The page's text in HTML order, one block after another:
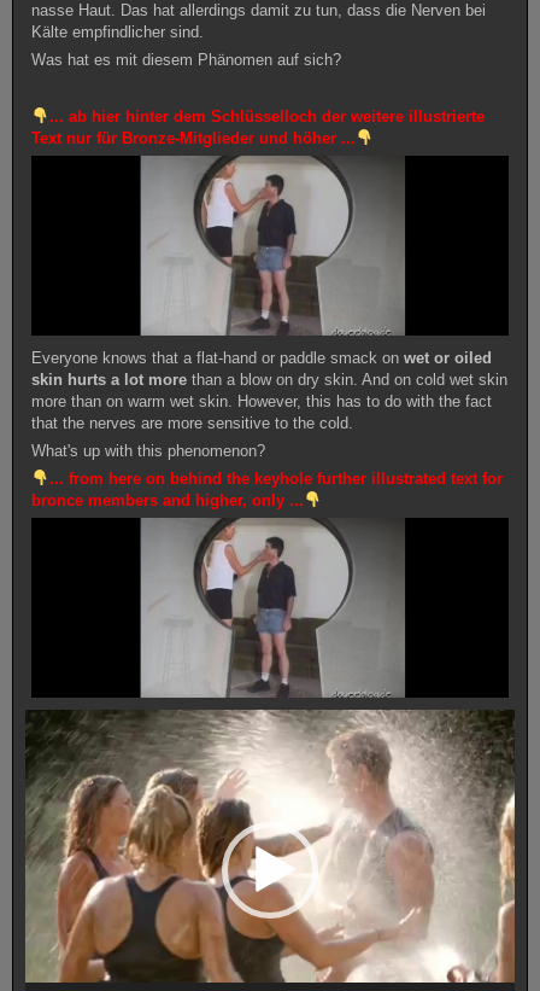
nasse Haut. Das hat allerdings damit zu tun, dass die Nerven bei
Kälte empfindlicher sind.
Was hat es mit diesem Phänomen auf sich?
... ab hier hinter dem Schlüsselloch der weitere illustrierte
Text nur für Bronze-Mitglieder und höher ...
Everyone knows that a flat-hand or paddle smack onwet or oiled
skin hurts a lot more than a blow on dry skin. And on cold wet skin
more than on warm wet skin. However, this has to do with the fact
that the nerves are more sensitive to the cold.
What's up with this phenomenon?
... from here on behind the keyhole further illustrated text for
bronce members and higher, only ...
Video-
Player